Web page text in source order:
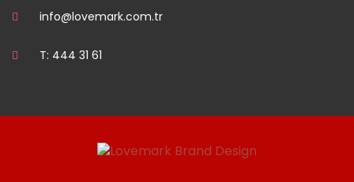
info@lovemark.com.tr
T: 444 31 61